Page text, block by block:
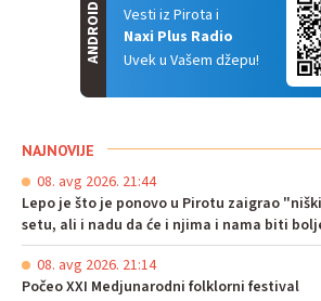
Vesti iz Pirota i
Naxi Plus Radio
Uvek u Vašem džepu!
ANDROID
NAJNOVIJE
08. avg 2026. 21:44
Lepo je što je ponovo u Pirotu zaigrao
setu, ali i nadu da će i njima i nama biti
08. avg 2026. 21:14
Počeo XXI Medjunarodni folklorni festival